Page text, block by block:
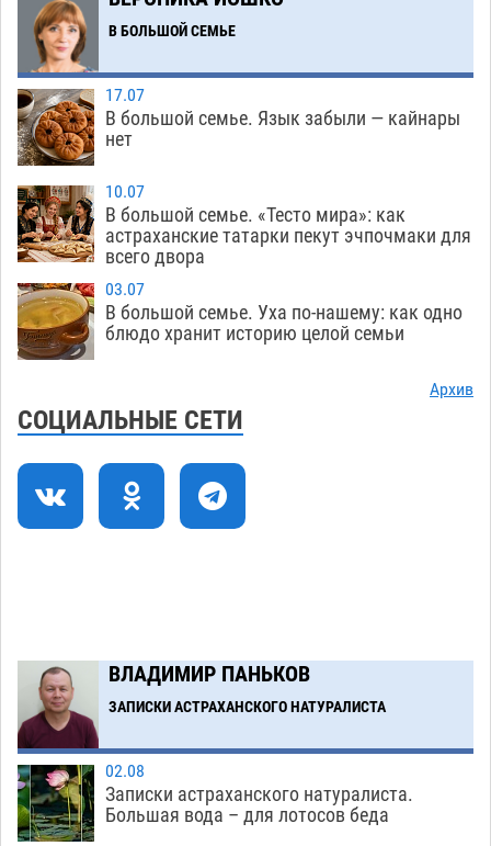
осудили выходку молодого лихача с улицы
Никольской
18:00
Завтра астраханцы проведут день в режиме
экстремальной температурной нагрузки
17:09
Астраханский котлован с мусором угрожает
плодородию Харабалинского района
07.08 533
16:24
Игорь Редькин проинспектировал
коммунальную готовность астраханского
земельного массива для льготников
15:28
Тяга к сверхскоростям обошлась
астраханской логистической компании в 400
тысяч рублей
14:44
Астраханские кутилы сменили барные стойки
на полицейские дежурки
13:29
Астраханский аэропорт попробует отбиться
от ворон в апелляционном суде
07.08
В БОЛЬШОЙ СЕМЬЕ
17.07
В большой семье. Язык забыли — кайнары
нет
10.07
В большой семье. «Тесто мира»: как
астраханские татарки пекут эчпочмаки для
всего двора
03.07
В большой семье. Уха по-нашему: как одно
блюдо хранит историю целой семьи
Архив
СОЦИАЛЬНЫЕ СЕТИ
ВЛАДИМИР ПАНЬКОВ
ЗАПИСКИ АСТРАХАНСКОГО НАТУРАЛИСТА
02.08
Записки астраханского натуралиста.
Большая вода – для лотосов беда